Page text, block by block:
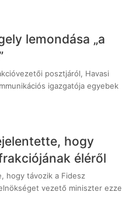
lemondása „a
posztjáról, Havasi
igazgatója egyebek
hogy
éléről
hogy távozik a Fidesz
vezető miniszter